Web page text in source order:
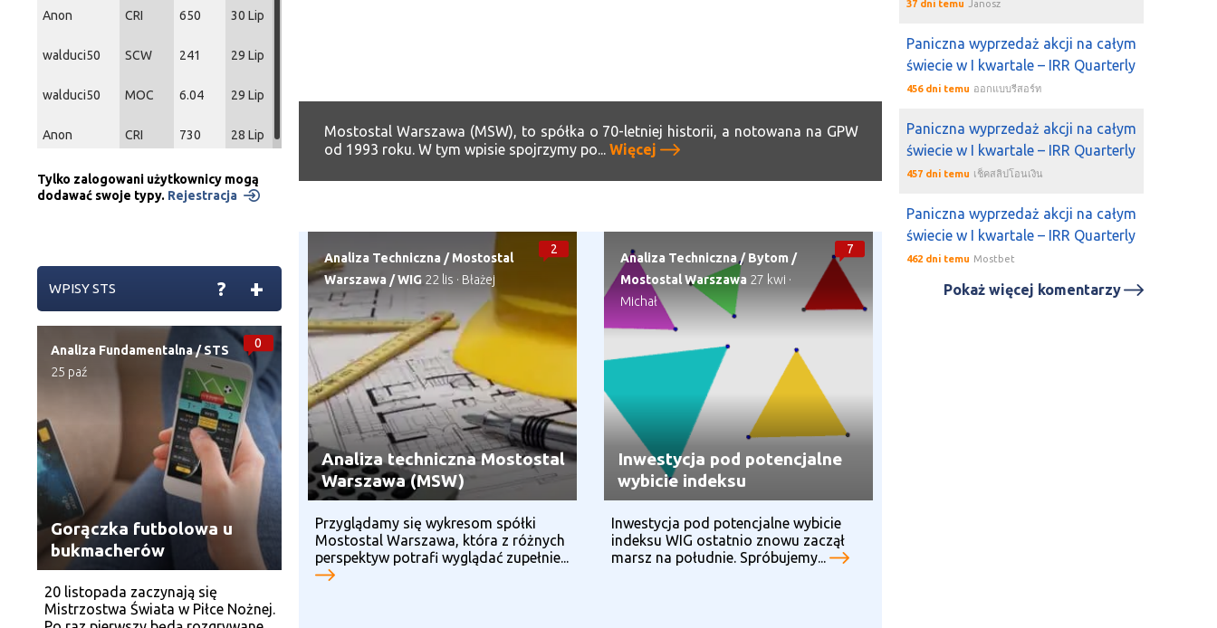
Mostostal Warszawa (MSW), to spółka o 70-letniej historii, a notowana na GPW
od 1993 roku. W tym wpisie spojrzymy po... Więcej
2
Analiza Techniczna /Mostostal
Warszawa /WIG 22 lis · Błażej
Analiza techniczna Mostostal
Warszawa (MSW)
Przyglądamy się wykresom spółki
Mostostal Warszawa, która z różnych
perspektyw potrafi wyglądać zupełnie...
7
Analiza Techniczna/Bytom /
Mostostal Warszawa 27 kwi ·
Michał
Inwestycja pod potencjalne
wybicie indeksu
Inwestycja pod potencjalne wybicie
indeksu WIG ostatnio znowu zaczął
marsz na południe. Spróbujemy...
Anon CRI 650 30 Lip
walduci50 SCW 241 29 Lip
walduci50 MOC 6.04 29 Lip
Anon CRI 730 28 Lip
Tylko zalogowani użytkownicy mogą
dodawać swoje typy. Rejestracja
WPISY STS +
?
0
Analiza Fundamentalna/STS
25 paź
Gorączka futbolowa u
bukmacherów
20 listopada zaczynają się
Mistrzostwa Świata w Piłce Nożnej.
37 dni temu Janosz
Paniczna wyprzedaż akcji na całym
świecie w I kwartale – IRR Quarterly
456 dni temu ออกแบบรีสอร์ท
Paniczna wyprzedaż akcji na całym
świecie w I kwartale – IRR Quarterly
457 dni temu เช็คสลิปโอนเงิน
Paniczna wyprzedaż akcji na całym
świecie w I kwartale – IRR Quarterly
462 dni temu Mostbet
Pokaż więcej komentarzy